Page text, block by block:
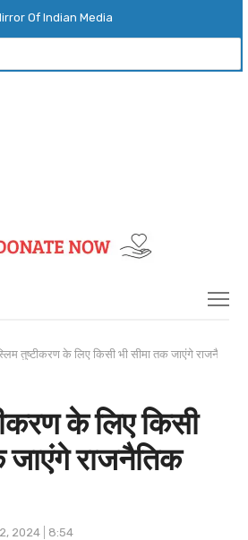
Of Indian Media
तुष्टीकरण के लिए किसी भी सीमा तक जाएंगे राजनैतिक
के लिए किसी
जाएंगे राजनैतिक
2024
8:54